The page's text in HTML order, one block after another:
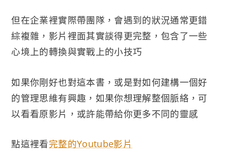
但在企業裡實際帶團隊，會遇到的狀況通常更錯
綜複雜，影片裡面其實談得更完整，包含了一些
心境上的轉換與實戰上的小技巧
如果你剛好也對這本書，或是對如何建構一個好
的管理思維有興趣，如果你想理解整個脈絡，可
以看看原影片，或許能帶給你更多不同的靈感
點這裡看完整的Youtube影片